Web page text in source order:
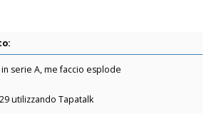
serie A, me faccio esplode
utilizzando Tapatalk